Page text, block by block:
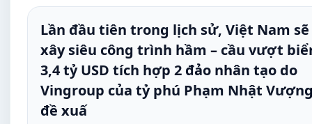
Lần đầu tiên trong lịch sử, Việt Nam sẽ
xây siêu công trình hầm – cầu vượt
3,4 tỷ USD tích hợp 2 đảo nhân tạo do
Vingroup của tỷ phú Phạm Nhật Vượng
đề xuấ